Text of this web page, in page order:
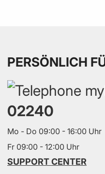
PERSÖNLICH
02240
Mo - Do 09:00 - 16:00 Uhr
Fr 09:00 - 12:00 Uhr
SUPPORT CENTER